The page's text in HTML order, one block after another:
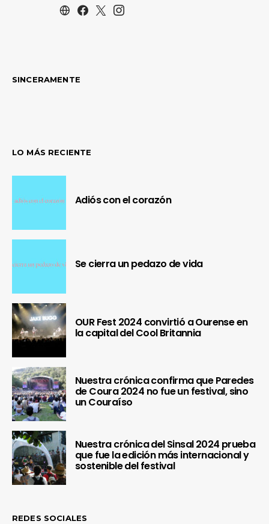
SINCERAMENTE
LO MÁS RECIENTE
Adiós con el corazón
Se cierra un pedazo de vida
OUR Fest 2024 convirtió a Ourense en
la capital del Cool Britannia
Nuestra crónica confirma que Paredes
de Coura 2024 no fue un festival, sino
un Couraíso
Nuestra crónica del Sinsal 2024 prueba
que fue la edición más internacional y
sostenible del festival
REDES SOCIALES